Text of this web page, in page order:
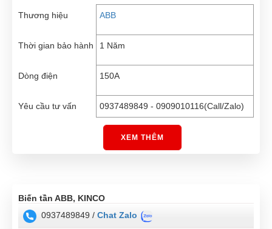
Thương hiệu ABB
Thời gian bảo hành 1 Năm
Dòng điện 150A
Yêu cầu tư vấn 0937489849 - 0909010116(Call/Zalo)
XEM THÊM
Biến tần ABB, KINCO
0937489849 / Chat Zalo